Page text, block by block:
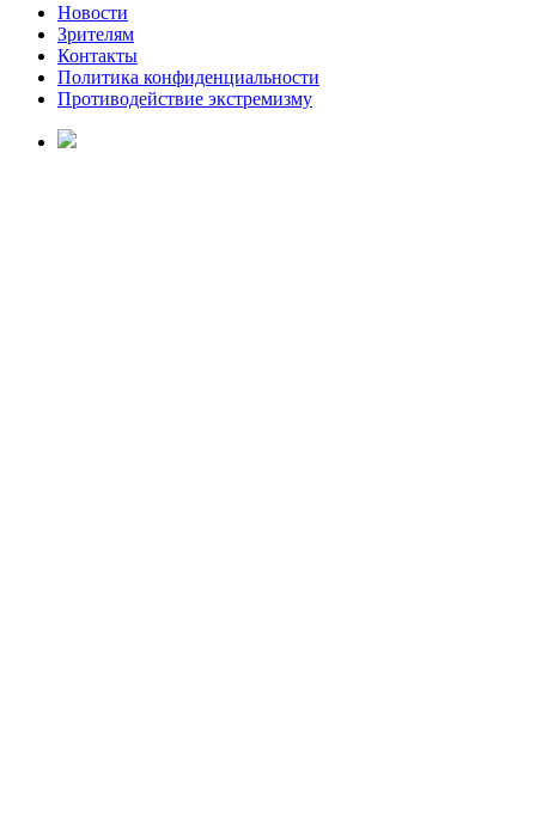
Новости
Зрителям
Контакты
Политика конфиденциальности
Противодействие экстремизму